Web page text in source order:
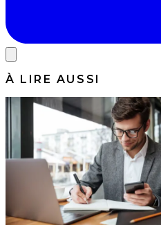
À LIRE AUSSI